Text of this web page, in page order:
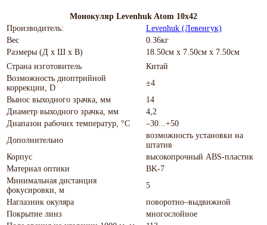
Монокуляр Levenhuk Atom 10x42
Производитель:
Levenhuk (Левенгук)
Вес
0.36кг
Размеры (Д х Ш х В)
18.50см x 7.50см x 7.50см
Страна изготовитель
Китай
Возможность диоптрийной
коррекции, D
±4
Вынос выходного зрачка, мм
14
Диаметр выходного зрачка, мм
4,2
Диапазон рабочих температур, °С
–30...+50
Дополнительно
возможность установки на
штатив
Корпус
высокопрочный ABS-пластик
Материал оптики
BK-7
Минимальная дистанция
фокусировки, м
5
Наглазник окуляра
поворотно–выдвижной
Покрытие линз
многослойное